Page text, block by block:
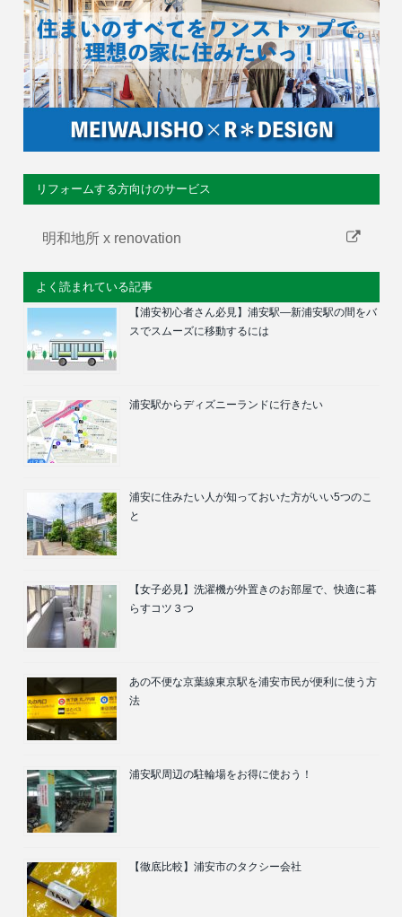
リフォームする方向けのサービス
明和地所 x renovation
よく読まれている記事
【浦安初心者さん必見】浦安駅―新浦安駅の間をバ
スでスムーズに移動するには
浦安駅からディズニーランドに行きたい
浦安に住みたい人が知っておいた方がいい5つのこ
と
【女子必見】洗濯機が外置きのお部屋で、快適に暮
らすコツ３つ
あの不便な京葉線東京駅を浦安市民が便利に使う方
法
浦安駅周辺の駐輪場をお得に使おう！
【徹底比較】浦安市のタクシー会社